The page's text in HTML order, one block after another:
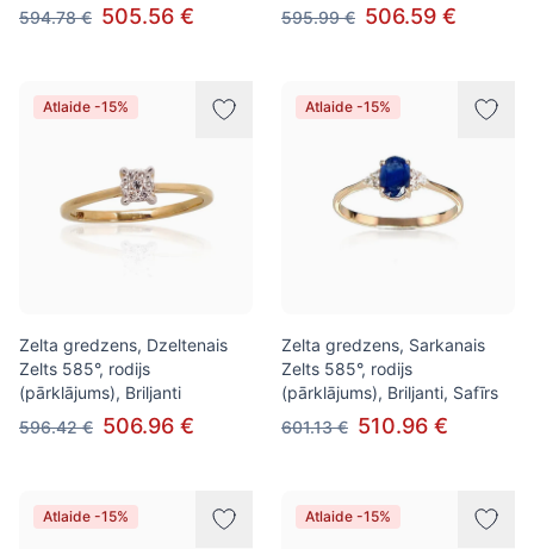
594.78 € 505.56 €
595.99 € 506.59 €
Atlaide -15%
Zelta gredzens, Dzeltenais
Zelts 585°, rodijs
(pārklājums), Briljanti
596.42 € 506.96 €
Atlaide -15%
Zelta gredzens, Sarkanais
Zelts 585°, rodijs
(pārklājums), Briljanti, Safīrs
601.13 € 510.96 €
Atlaide -15% Atlaide -15%